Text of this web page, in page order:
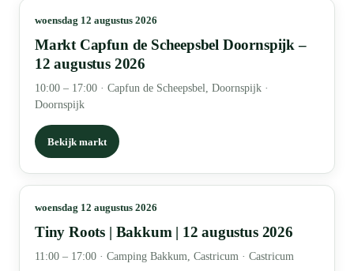
woensdag 12 augustus 2026
Markt Capfun de Scheepsbel Doornspijk –
12 augustus 2026
10:00 – 17:00 · Capfun de Scheepsbel, Doornspijk ·
Doornspijk
Bekijk markt
woensdag 12 augustus 2026
Tiny Roots | Bakkum | 12 augustus 2026
11:00 – 17:00 · Camping Bakkum, Castricum · Castricum